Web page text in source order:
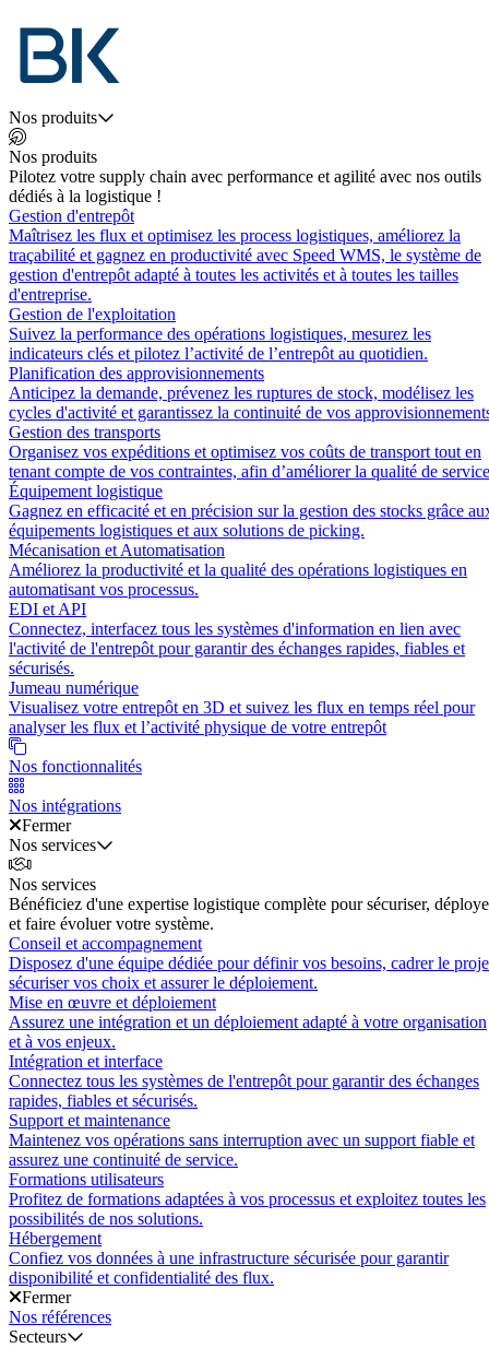
Nos produits
Nos produits
Pilotez votre supply chain avec performance et agilité avec nos outils
dédiés à la logistique !
Gestion d'entrepôt
Maîtrisez les flux et optimisez les process logistiques, améliorez la
traçabilité et gagnez en productivité avec Speed WMS, le système de
gestion d'entrepôt adapté à toutes les activités et à toutes les tailles
d'entreprise.
Gestion de l'exploitation
Suivez la performance des opérations logistiques, mesurez les
indicateurs clés et pilotez l’activité de l’entrepôt au quotidien.
Planification des approvisionnements
Anticipez la demande, prévenez les ruptures de stock, modélisez les
cycles d'activité et garantissez la continuité de vos
Gestion des transports
Organisez vos expéditions et optimisez vos coûts de transport tout en
tenant compte de vos contraintes, afin d’améliorer la qualité de
Équipement logistique
Gagnez en efficacité et en précision sur la gestion des stocks grâce
équipements logistiques et aux solutions de picking.
Mécanisation et Automatisation
Améliorez la productivité et la qualité des opérations logistiques en
automatisant vos processus.
EDI et API
Connectez, interfacez tous les systèmes d'information en lien avec
l'activité de l'entrepôt pour garantir des échanges rapides, fiables et
sécurisés.
Jumeau numérique
Visualisez votre entrepôt en 3D et suivez les flux en temps réel pour
analyser les flux et l’activité physique de votre entrepôt
Nos fonctionnalités
Nos intégrations
Fermer
Nos services
Nos services
Bénéficiez d'une expertise logistique complète pour sécuriser,
et faire évoluer votre système.
Conseil et accompagnement
Disposez d'une équipe dédiée pour définir vos besoins, cadrer le
sécuriser vos choix et assurer le déploiement.
Mise en œuvre et déploiement
Assurez une intégration et un déploiement adapté à votre organisation
et à vos enjeux.
Intégration et interface
Connectez tous les systèmes de l'entrepôt pour garantir des échanges
rapides, fiables et sécurisés.
Support et maintenance
Maintenez vos opérations sans interruption avec un support fiable et
assurez une continuité de service.
Formations utilisateurs
Profitez de formations adaptées à vos processus et exploitez toutes les
possibilités de nos solutions.
Hébergement
Confiez vos données à une infrastructure sécurisée pour garantir
disponibilité et confidentialité des flux.
Fermer
Nos références
Secteurs